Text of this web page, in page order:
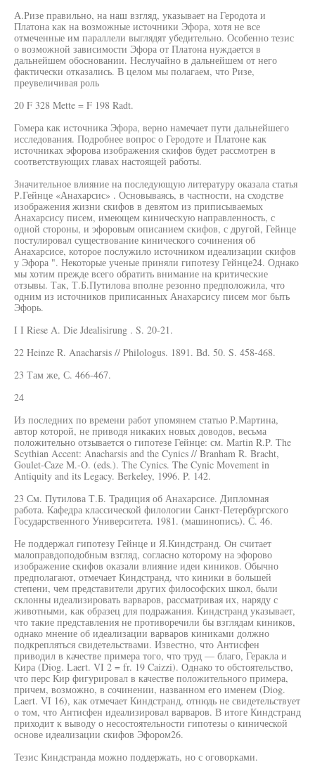
А.Ризе правильно, на наш взгляд, указывает на Геродота и
Платона как на возможные источники Эфора, хотя не все
отмеченные им параллели выглядят убедительно. Особенно тезис
о возможной зависимости Эфора от Платона нуждается в
дальнейшем обосновании. Неслучайно в дальнейшем от него
фактически отказались. В целом мы полагаем, что Ризе,
преувеличивая роль
20 F 328 Mette = F 198 Radt.
Гомера как источника Эфора, верно намечает пути дальнейшего
исследования. Подробнее вопрос о Геродоте и Платоне как
источниках эфорова изображения скифов будет рассмотрен в
соответствующих главах настоящей работы.
Значительное влияние на последующую литературу оказала статья
Р.Гейнце «Анахарсис» . Основываясь, в частности, на сходстве
изображения жизни скифов в девятом из приписываемых
Анахарсису писем, имеющем киническую направленность, с
одной стороны, и эфоровым описанием скифов, с другой, Гейнце
постулировал существование кинического сочинения об
Анахарсисе, которое послужило источником идеализации скифов
у Эфора ". Некоторые ученые приняли гипотезу Гейнце24. Однако
мы хотим прежде всего обратить внимание на критические
отзывы. Так, Т.Б.Путилова вполне резонно предположила, что
одним из источников приписанных Анахарсису писем мог быть
Эфорь.
I I Riese A. Die Jdealisirung . S. 20-21.
22 Heinze R. Anacharsis // Philologus. 1891. Bd. 50. S. 458-468.
23 Там же, С. 466-467.
24
Из последних по времени работ упомянем статью Р.Мартина,
автор которой, не приводя никаких новых доводов, весьма
положительно отзывается о гипотезе Гейнце: см. Martin R.P. The
Scythian Accent: Anacharsis and the Cynics // Branham R. Bracht,
Goulet-Caze M.-O. (eds.). The Cynics. The Cynic Movement in
Antiquity and its Legacy. Berkeley, 1996. P. 142.
23 См. Путилова Т.Б. Традиция об Анахарсисе. Дипломная
работа. Кафедра классической филологии Санкт-Петербургского
Государственного Университета. 1981. (машинопись). С. 46.
Не поддержал гипотезу Гейнце и Я.Киндстранд. Он считает
малоправдоподобным взгляд, согласно которому на эфорово
изображение скифов оказали влияние идеи киников. Обычно
предполагают, отмечает Киндстранд, что киники в большей
степени, чем представители других философских школ, были
склонны идеализировать варваров, рассматривая их, наряду с
животными, как образец для подражания. Киндстранд указывает,
что такие представления не противоречили бы взглядам киников,
однако мнение об идеализации варваров киниками должно
подкрепляться свидетельствами. Известно, что Антисфен
приводил в качестве примера того, что труд — благо, Геракла и
Кира (Diog. Laert. VI 2 = fr. 19 Caizzi). Однако то обстоятельство,
что перс Кир фигурировал в качестве положительного примера,
причем, возможно, в сочинении, названном его именем (Diog.
Laert. VI 16), как отмечает Киндстранд, отнюдь не свидетельствует
о том, что Антисфен идеализировал варваров. В итоге Киндстранд
приходит к выводу о несостоятельности гипотезы о кинической
основе идеализации скифов Эфором26.
Тезис Киндстранда можно поддержать, но с оговорками.